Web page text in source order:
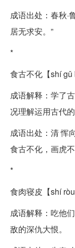
成语出处：春秋·
居无求安。”
*
食古不化【shí gǔ
成语解释：学了
况理解运用古代的
成语出处：清 恽
食古不化，画虎
*
食肉寝皮【shí ròu
成语解释：吃他
敌的深仇大恨。